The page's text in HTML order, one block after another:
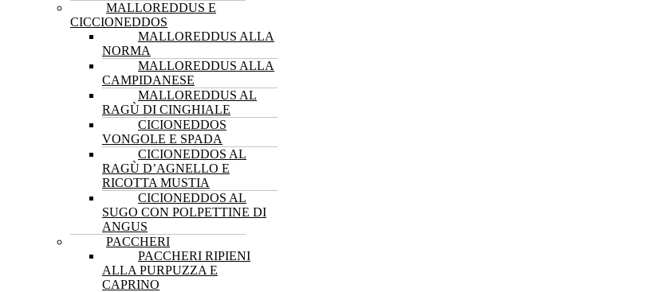
MALLOREDDUS E
CICCIONEDDOS
MALLOREDDUS ALLA
NORMA
MALLOREDDUS ALLA
CAMPIDANESE
MALLOREDDUS AL
RAGÙ DI CINGHIALE
CICIONEDDOS
VONGOLE E SPADA
CICIONEDDOS AL
RAGÙ D’AGNELLO E
RICOTTA MUSTIA
CICIONEDDOS AL
SUGO CON POLPETTINE DI
ANGUS
PACCHERI
PACCHERI RIPIENI
ALLA PURPUZZA E
CAPRINO